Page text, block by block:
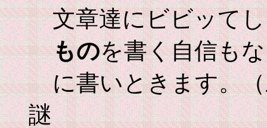
文章達にビビッて
ものを書く自信も
に書いときます。
謎